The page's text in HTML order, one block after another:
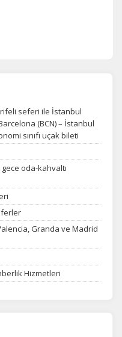
seferi ile İstanbul
(BCN) – İstanbul
sınıfı uçak bileti
gece oda-kahvaltı
Granda ve Madrid
Hizmetleri